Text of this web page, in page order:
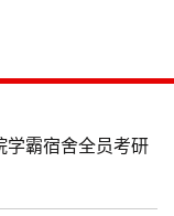
霸宿舍全员考研